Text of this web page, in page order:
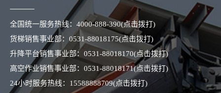
全国统一服务热线： 4000-888-390(点击拨打)
货梯销售事业部： 0531-88018175(点击拨打)
升降平台销售事业部： 0531-88018170(点击拨打)
高空作业销售事业部： 0531-88018171(点击拨打)
24小时服务热线： 15588888709(点击拨打)